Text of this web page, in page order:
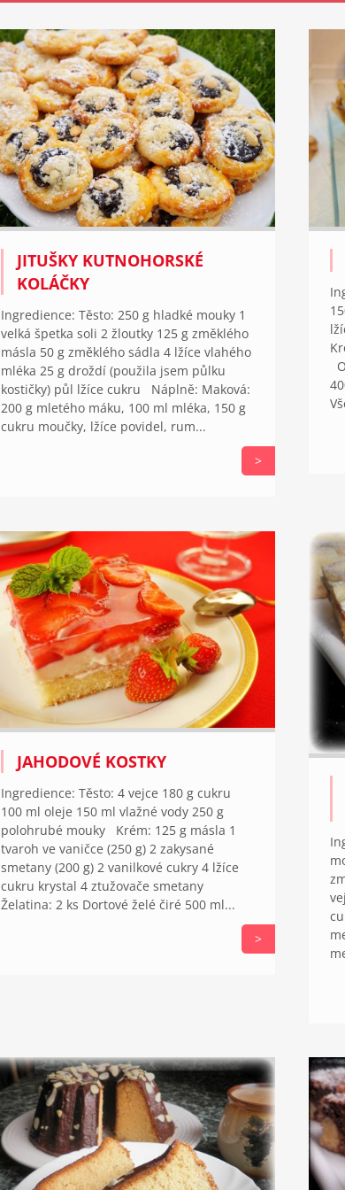
JITUŠKY KUTNOHORSKÉ
KOLÁČKY
Ingredience: Těsto: 250 g hladké mouky 1
velká špetka soli 2 žloutky 125 g změklého
másla 50 g změklého sádla 4 lžíce vlahého
mléka 25 g droždí (použila jsem půlku
kostičky) půl lžíce cukru Náplně: Maková:
200 g mletého máku, 100 ml mléka, 150 g
cukru moučky, lžíce povidel, rum...
>
JAHODOVÉ KOSTKY
Ingredience: Těsto: 4 vejce 180 g cukru
100 ml oleje 150 ml vlažné vody 250 g
polohrubé mouky Krém: 125 g másla 1
tvaroh ve vaničce (250 g) 2 zakysané
smetany (200 g) 2 vanilkové cukry 4 lžíce
cukru krystal 4 ztužovače smetany
Želatina: 2 ks Dortové želé čiré 500 ml...
>